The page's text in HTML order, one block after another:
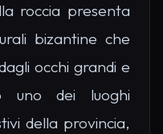
roccia presenta
bizantine che
occhi grandi e
uno dei luoghi
della provincia,